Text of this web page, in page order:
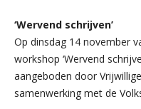
‘Wervend schrijven’
Op dinsdag 14 november
workshop ‘Wervend
aangeboden door
samenwerking met de